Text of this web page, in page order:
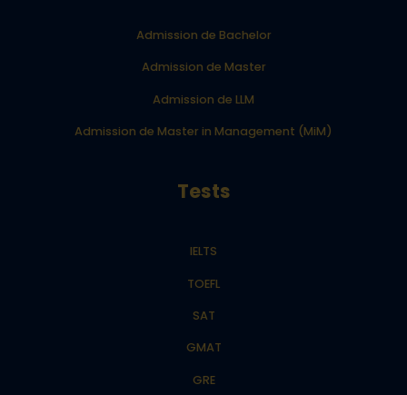
Admission de Bachelor
Admission de Master
Admission de LLM
Admission de Master in Management (MiM)
Tests
IELTS
TOEFL
SAT
GMAT
GRE